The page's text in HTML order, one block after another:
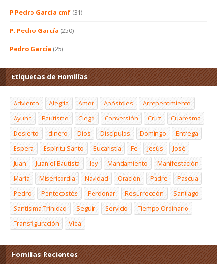
P Pedro García cmf (31)
P. Pedro García (250)
Pedro García (25)
Etiquetas de Homilías
Adviento Alegría Amor Apóstoles
Arrepentimiento
Ayuno
Bautismo Ciego Conversión Cruz
Cuaresma
Desierto
dinero Dios Discípulos Domingo
Entrega
Espera
Espíritu Santo Eucaristía Fe Jesús
José
Juan
Juan el Bautista ley Mandamiento
Manifestación
María
Misericordia Navidad Oración Padre
Pascua
Pedro
Pentecostés Perdonar Resurrección
Santiago
Santísima Trinidad
Seguir Servicio
Tiempo Ordinario
Transfiguración
Vida
Homilías Recientes